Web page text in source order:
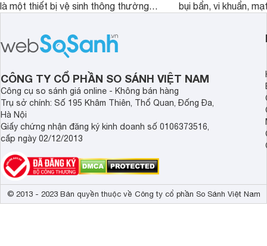
là một thiết bị vệ sinh thông thường,
thiết kế thông minh, tối ưu hóa trải
nghiệm người dùng. Cùng
Websosanh.vn đi tìm hiểu chi tiết sản
phẩm nhé.
bụi bẩn, vi khuẩn,
Dreame đã cho ra
bụi giường nệm
tối ưu cho không
an toàn.
CÔNG TY CỔ PHẦN SO SÁNH VIỆT NAM
Công cụ so sánh giá online - Không bán hàng
Trụ sở chính: Số 195 Khâm Thiên, Thổ Quan, Đống Đa,
Hà Nội
Giấy chứng nhận đăng ký kinh doanh số 0106373516,
cấp ngày 02/12/2013
© 2013 - 2023 Bản quyền thuộc về Công ty cổ phần So Sánh Việt Nam